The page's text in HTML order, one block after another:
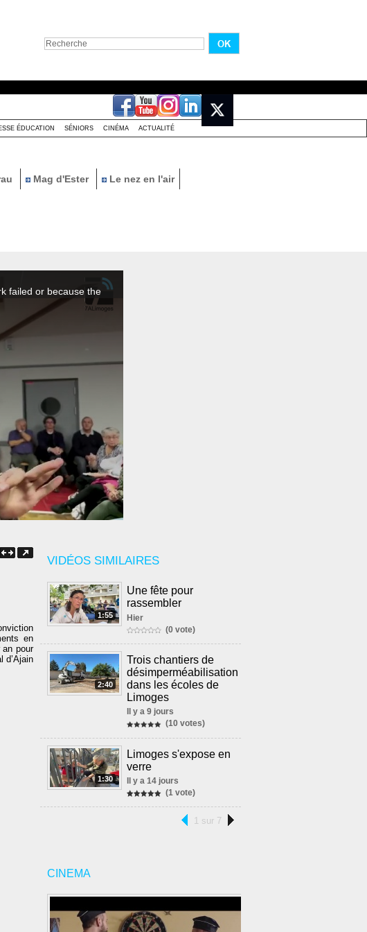
ÉDUCATION SÉNIORS CINÉMA ACTUALITÉ
Mag d'Ester Le nez en l'air
VIDÉOS SIMILAIRES
1:55
Une fête pour
rassembler
Hier
(0 vote)
2:40
Trois chantiers de
désimperméabilisation
dans les écoles de
Limoges
Il y a 9 jours
(10 votes)
1:30
Limoges s'expose en
verre
Il y a 14 jours
(1 vote)
1 sur 7
CINEMA
en
pour
d’Ajain